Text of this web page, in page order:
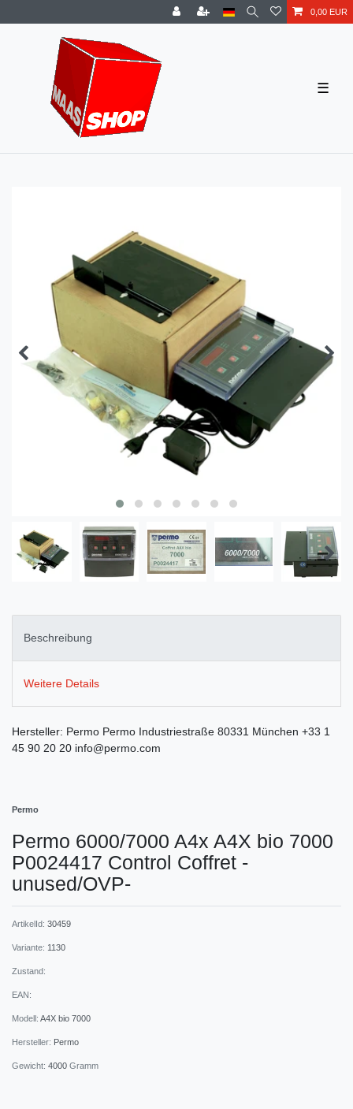
0,00 EUR
☰
Beschreibung
Weitere Details
Hersteller: Permo Permo Industriestraße 80331 München +33 1
45 90 20 20 info@permo.com
Permo
Permo 6000/7000 A4x A4X bio 7000
P0024417 Control Coffret -
unused/OVP-
ArtikelId: 30459
Variante: 1130
Zustand:
EAN:
Modell: A4X bio 7000
Hersteller: Permo
Gewicht: 4000 Gramm